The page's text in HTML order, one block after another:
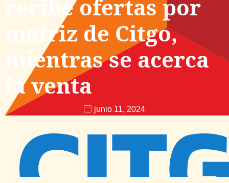
recibe ofertas por
matriz de Citgo,
mientras se acerca
la venta
junio 11, 2024